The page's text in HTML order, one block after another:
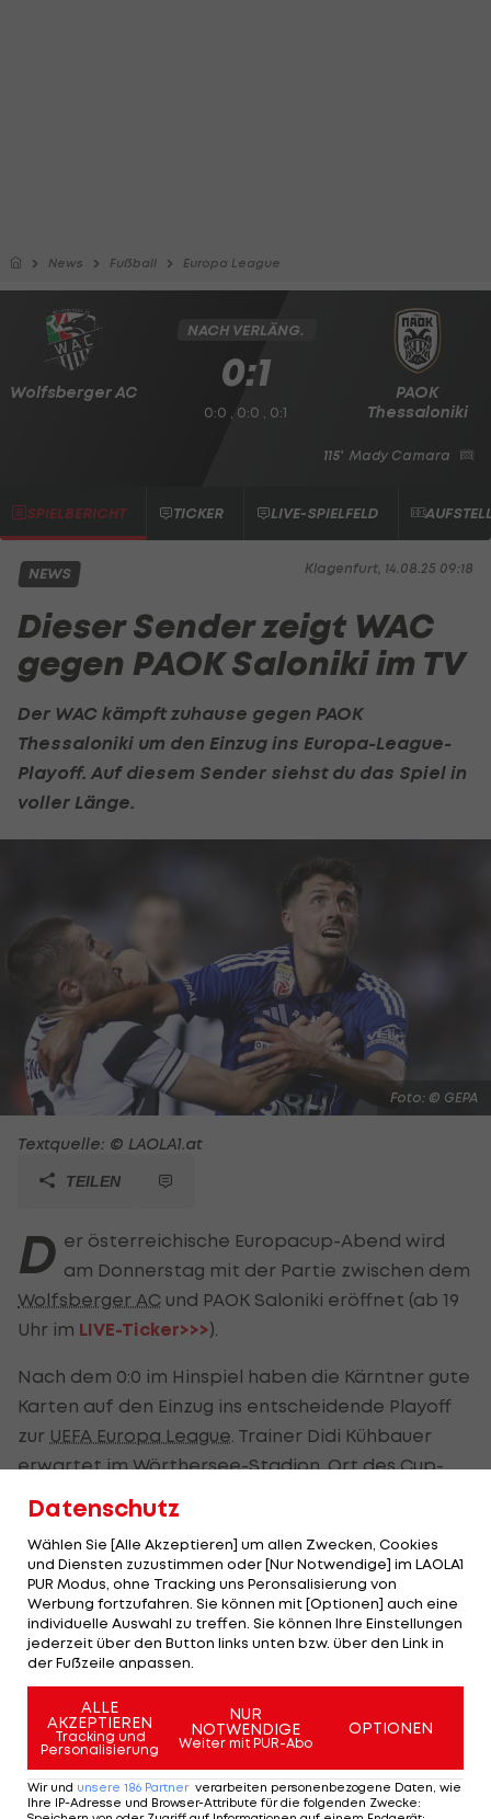
News Fußball Europa League
Wolfsberger AC
PAOK
Thessaloniki
NACH VERLÄNG.
0:1
0:0 , 0:0 , 0:1
115' Mady Camara
SPIELBERICHT TICKER LIVE-SPIELFELD
Klagenfurt, 14.08.25 09:18
NEWS
Dieser Sender zeigt WAC
gegen PAOK Saloniki im TV
Der WAC kämpft zuhause gegen PAOK
Thessaloniki um den Einzug ins Europa-League-
Playoff. Auf diesem Sender siehst du das Spiel in
voller Länge.
Foto: © GEPA
Textquelle: © LAOLA1.at
TEILEN
D er österreichische Europacup-Abend wird
am Donnerstag mit der Partie zwischen dem
Wolfsberger AC und PAOK Saloniki eröffnet (ab 19
Uhr im LIVE-Ticker>>>).
Nach dem 0:0 im Hinspiel haben die Kärntner gute
Karten auf den Einzug ins entscheidende Playoff
zur UEFA Europa League . Trainer Didi Kühbauer
erwartet im Wörthersee-Stadion, Ort des Cup-
Triumphes im Mai, ein "heißes Spiel".
Die Partie ist ab 18:45 Uhr live im Free TV auf ORF 1
zu sehen. Außerdem ist das Spiel zudem im
Stream auf "ORF ON" beziehungsweise
"sport.orf.at" abrufbar.
Sollten der amtierende ÖFB-Cupsieger die Hürde
PAOK nehmen, wartet im Playoff HNK Rijeka. Sollte
der WAC ausscheiden, trifft man auf den Sieger
der Conference-League-Quali-Partie zwischen
Araz-Naxcivan (Aserbaidschan) oder Omonia
Datenschutz
Wählen Sie [Alle Akzeptieren] um allen Zwecken, Cookies
und Diensten zuzustimmen oder [Nur Notwendige] im LAOLA1
PUR Modus, ohne Tracking uns Peronsalisierung von
Werbung fortzufahren. Sie können mit [Optionen] auch eine
individuelle Auswahl zu treffen. Sie können Ihre Einstellungen
jederzeit über den Button links unten bzw. über den Link in
der Fußzeile anpassen.
ALLE
AKZEPTIEREN
Tracking und
Personalisierung
NUR
NOTWENDIGE
Weiter mit PUR-Abo
OPTIONEN
Wir und unsere 186 Partner verarbeiten personenbezogene Daten, wie
Ihre IP-Adresse und Browser-Attribute für die folgenden Zwecke: